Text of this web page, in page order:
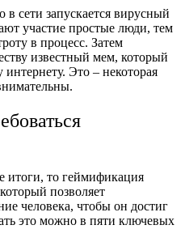
в сети запускается вирусный
участие простые люди, тем
в процесс. Затем
известный мем, который
интернету. Это – некоторая
итоги, то геймификация
позволяет
человека, чтобы он достиг
это можно в пяти ключевых